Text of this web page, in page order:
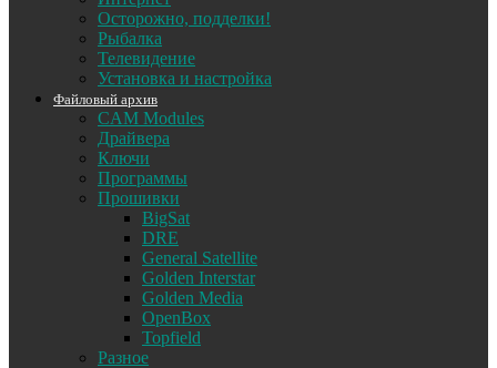
Осторожно, подделки!
Рыбалка
Телевидение
Установка и настройка
Файловый архив
CAM Modules
Драйвера
Ключи
Программы
Прошивки
BigSat
DRE
General Satellite
Golden Interstar
Golden Media
OpenBox
Topfield
Разное